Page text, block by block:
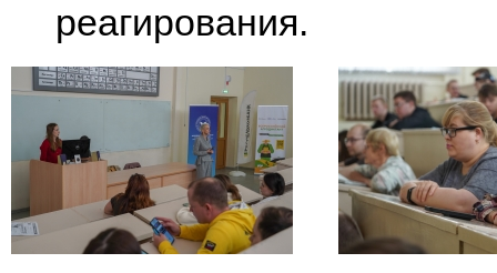
реагирования.